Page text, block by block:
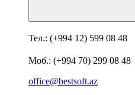
Тел.: (+994 12) 599 08 48
Моб.: (+994 70) 299 08 48
office@bestsoft.az